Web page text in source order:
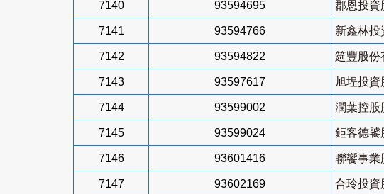
7140 93594695 郡恩投資
7141 93594766 新鑫林投
7142 93594822 筵豐股份
7143 93597617 旭埕投資
7144 93599002 潤葉控股
7145 93599024 鉅客德饕
7146 93601416 聯饗事業
7147 93602169 合玲投資